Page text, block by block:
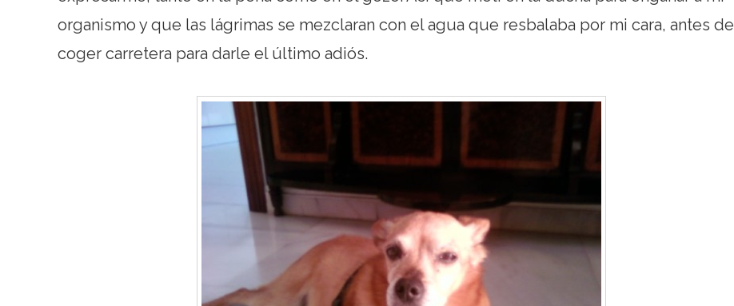
organismo y que las lágrimas se mezclaran con el agua que resbalaba por mi cara, antes de
coger carretera para darle el último adiós.